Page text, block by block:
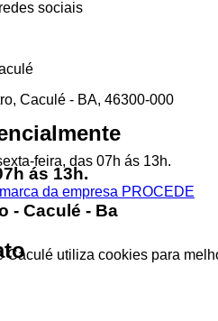
ás 13h.
- Caculé - Ba
sociais
Caculé - BA, 46300-000
feira, das 07h ás 13h.
utiliza cookies para